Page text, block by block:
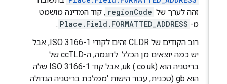
זהה לערך של regionCode , קוד המדינה מושמט
Place.Field.FORMATTED_ADDRESS
.
רוב הקודים של CLDR זהים לקודי ISO 3166-1, אבל
יש כמה יוצאים מן הכלל. לדוגמה, ה-ccTLD של
בריטניה הוא uk (‎.co.uk), אבל קוד ISO 3166-1 שלה
הוא gb (טכנית, עבור הישות 'ממלכת בריטניה הגדולה